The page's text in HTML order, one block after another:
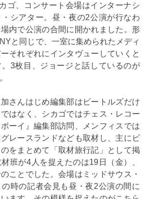
ゴ、コンサート会場はインターナシ
・シアター。昼・夜の2公演が行なわ
内で公演の合間に開かれました。形
と同じで、一室に集められたメディ
それぞれにインタヴューしていくと
3枚目、ジョージと話しているのが
さんはじめ編集部はビートルズだけ
はなく、シカゴではチェス・レコー
ーイ』編集部訪問、メンフィスでは
レースランドなども取材し、主にビ
をまとめて「取材旅行記」として掲
班が4人を捉えたのは19日（金）、
ことでした。会場はミッドサウス・
時の記者会見も昼・夜2公演の間に